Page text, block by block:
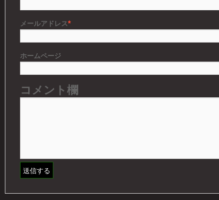
メールアドレス*
ホームページ
コメント欄